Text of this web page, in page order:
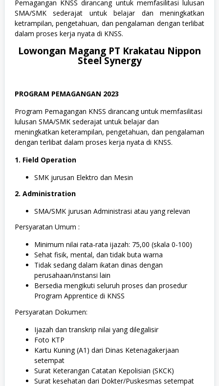
Pemagangan KNSS dirancang untuk memfasilitasi lulusan
SMA/SMK sederajat untuk belajar dan meningkatkan
ketrampilan, pengetahuan, dan pengalaman dengan terlibat
dalam proses kerja nyata di KNSS.
Lowongan Magang PT Krakatau Nippon
Steel Synergy
PROGRAM PEMAGANGAN 2023
Program Pemagangan KNSS dirancang untuk memfasilitasi
lulusan SMA/SMK sederajat untuk belajar dan
meningkatkan keterampilan, pengetahuan, dan pengalaman
dengan terlibat dalam proses kerja nyata di KNSS.
1. Field Operation
SMK jurusan Elektro dan Mesin
2. Administration
SMA/SMK jurusan Administrasi atau yang relevan
Persyaratan Umum :
Minimum nilai rata-rata ijazah: 75,00 (skala 0-100)
Sehat fisik, mental, dan tidak buta warna
Tidak sedang dalam ikatan dinas dengan
perusahaan/instansi lain
Bersedia mengikuti seluruh proses dan prosedur
Program Apprentice di KNSS
Persyaratan Dokumen:
Ijazah dan transkrip nilai yang dilegalisir
Foto KTP
Kartu Kuning (A1) dari Dinas Ketenagakerjaan
setempat
Surat Keterangan Catatan Kepolisian (SKCK)
Surat kesehatan dari Dokter/Puskesmas setempat